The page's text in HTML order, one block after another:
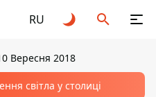
RU
Вересня 2018
світла у столиці